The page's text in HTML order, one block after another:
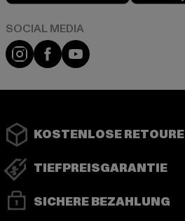
Instagram
FacebookYouTube
KOSTENLOSE RETOURE
TIEFPREISGARANTIE
SICHERE BEZAHLUNG